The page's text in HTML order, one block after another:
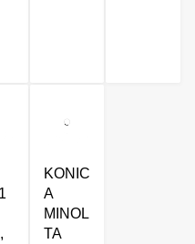
KONIC
A
MINOL
TA